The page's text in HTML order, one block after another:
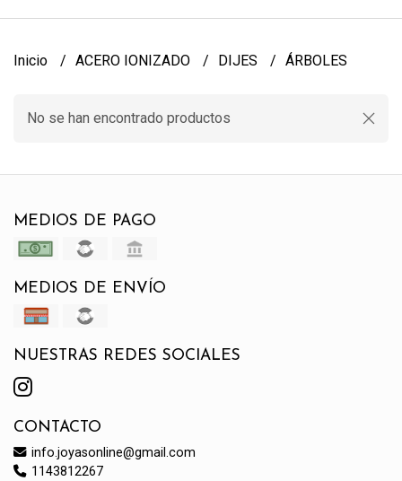
Inicio ACERO IONIZADO DIJES ÁRBOLES
No se han encontrado productos
MEDIOS DE PAGO
MEDIOS DE ENVÍO
NUESTRAS REDES SOCIALES
CONTACTO
info.joyasonline@gmail.com
1143812267